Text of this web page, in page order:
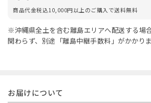
商品代金税込10,000円以上のご購入で送料無料
※沖縄県全土を含む離島エリアへ配送する場
関わらず、別途「離島中継手数料」がかかりま
お届けについて